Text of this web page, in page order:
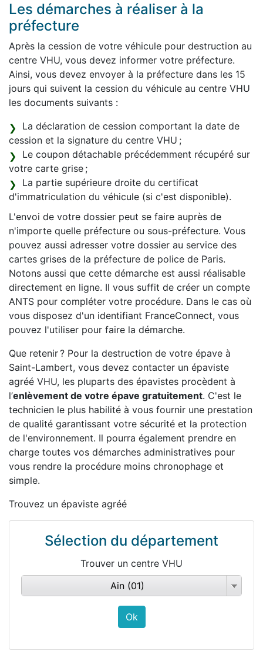
Les démarches à réaliser à la
préfecture
Après la cession de votre véhicule pour destruction au
centre VHU, vous devez informer votre préfecture.
Ainsi, vous devez envoyer à la préfecture dans les 15
jours qui suivent la cession du véhicule au centre VHU
les documents suivants :
La déclaration de cession comportant la date de
cession et la signature du centre VHU ;
Le coupon détachable précédemment récupéré sur
votre carte grise ;
La partie supérieure droite du certificat
d'immatriculation du véhicule (si c'est disponible).
L'envoi de votre dossier peut se faire auprès de
n'importe quelle préfecture ou sous-préfecture. Vous
pouvez aussi adresser votre dossier au service des
cartes grises de la préfecture de police de Paris.
Notons aussi que cette démarche est aussi réalisable
directement en ligne. Il vous suffit de créer un compte
ANTS pour compléter votre procédure. Dans le cas où
vous disposez d'un identifiant FranceConnect, vous
pouvez l'utiliser pour faire la démarche.
Que retenir ? Pour la destruction de votre épave à
Saint-Lambert, vous devez contacter un épaviste
agréé VHU, les pluparts des épavistes procèdent à
l’enlèvement de votre épave gratuitement. C'est le
technicien le plus habilité à vous fournir une prestation
de qualité garantissant votre sécurité et la protection
de l'environnement. Il pourra également prendre en
charge toutes vos démarches administratives pour
vous rendre la procédure moins chronophage et
simple.
Trouvez un épaviste agréé
Sélection du département
Trouver un centre VHU
Ain (01)